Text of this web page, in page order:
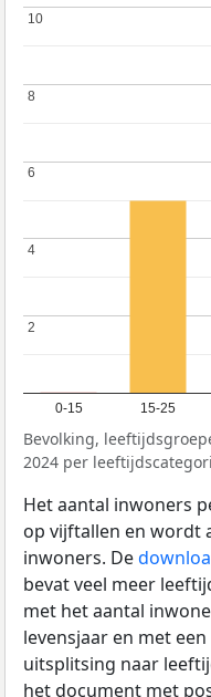
0-15 15-25
2
2
4
4
6
6
8
8
10
10
Bevolking,
2024 per
Het aantal inwoners
op vijftallen en wordt
inwoners. De
bevat veel meer
met het aantal
levensjaar en met
uitsplitsing naar
het document met